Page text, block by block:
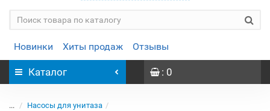
Новинки Хиты продаж Отзывы
Каталог : 0
... Насосы для унитаза